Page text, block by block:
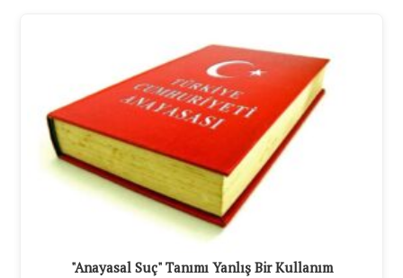
"Anayasal Suç" Tanımı Yanlış Bir Kullanım